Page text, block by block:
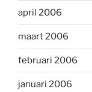
april 2006
maart 2006
februari 2006
januari 2006